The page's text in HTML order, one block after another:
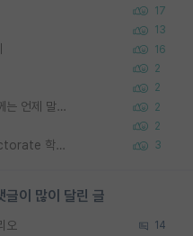
17
13
16
2
2
타대학원 컨텍 준비중인데, 지도교수님께는 언제 말씀드려야 할까요? 2
2
우리나라도 학구 열풍보면 Higher Doctorate 학위가 필요하다고 봅니다. 3
글이 많이 달린 글
오 14